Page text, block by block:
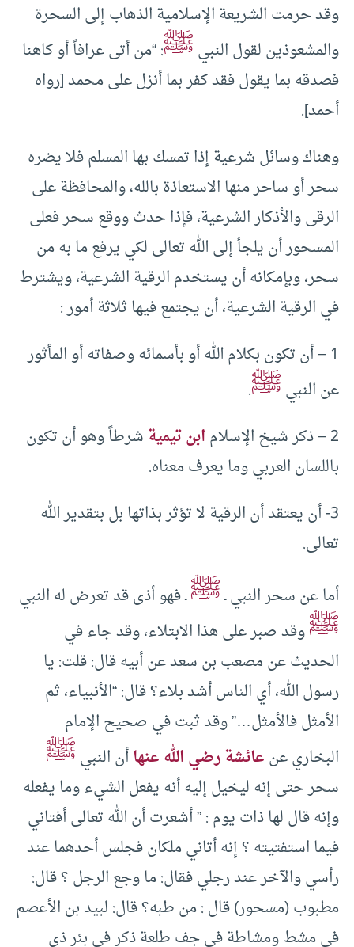
وقد حرمت الشريعة الإسلامية الذهاب إلى السحرة
والمشعوذين لقول النبيﷺ: “من أتى عرافاً أو كاهنا
فصدقه بما يقول فقد كفر بما أنزل على محمد [رواه
أحمد].
وهناك وسائل شرعية إذا تمسك بها المسلم فلا يضره
سحر أو ساحر منها الاستعاذة بالله، والمحافظة على
الرقى والأذكار الشرعية، فإذا حدث ووقع سحر فعلى
المسحور أن يلجأ إلى الله تعالى لكي يرفع ما به من
سحر، وبإمكانه أن يستخدم الرقية الشرعية، ويشترط
في الرقية الشرعية، أن يجتمع فيها ثلاثة أمور :
1 – أن تكون بكلام الله أو بأسمائه وصفاته أو المأثور
عن النبيﷺ.
2 – ذكر شيخ الإسلام
ابن تيميةشرطاً وهو أن تكون
باللسان العربي وما يعرف معناه.
3- أن يعتقد أن الرقية لا تؤثر بذاتها بل بتقدير الله
تعالى.
أما عن سحر النبي ـﷺـ فهو أذى قد تعرض له النبي
ﷺوقد صبر على هذا الابتلاء، وقد جاء في
الحديث عن مصعب بن سعد عن أبيه قال: قلت: يا
رسول الله، أي الناس أشد بلاء؟ قال: “الأنبياء، ثم
الأمثل فالأمثل…” وقد ثبت في صحيح الإمام
البخاري عنعائشة رضي الله عنهاأن النبيﷺ
سحر حتى إنه ليخيل إليه أنه يفعل الشيء وما يفعله
وإنه قال لها ذات يوم : ” أشعرت أن الله تعالى أفتاني
فيما استفتيته ؟ إنه أتاني ملكان فجلس أحدهما عند
رأسي والآخر عند رجلي فقال: ما وجع الرجل ؟ قال:
مطبوب (مسحور) قال : من طبه؟ قال: لبيد بن الأعصم
في مشط ومشاطة في جف طلعة ذكر في بئر ذي